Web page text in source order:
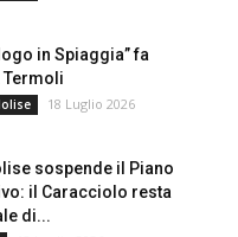
in Spiaggia” fa
Termoli
18 Luglio 2026
sospende il Piano
il Caracciolo resta
di...